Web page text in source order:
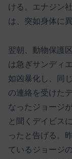
ける。エナジン
は、突如身体に
翌朝、動物保護
は急ぎサンディ
如凶暴化し、同
の連絡を受けた
なったジョージ
と聞くデイビス
ったと告げる。
ているジョージ